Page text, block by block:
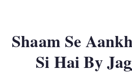
Shaam Se
Si Hai By